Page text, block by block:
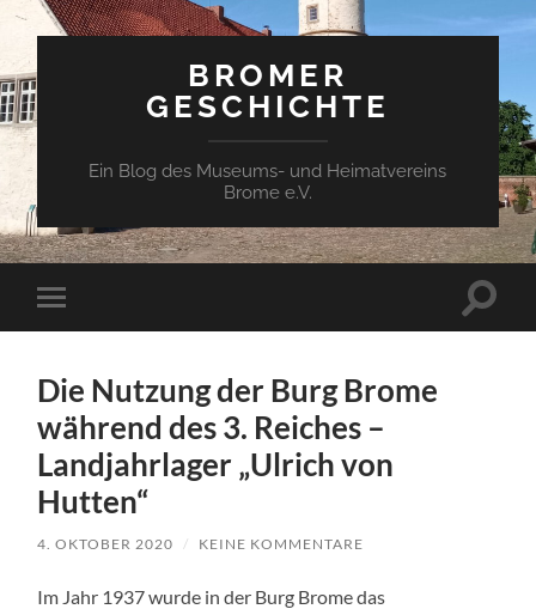
BROMER
GESCHICHTE
Ein Blog des Museums- und Heimatvereins
Brome e.V.
Mobile-
Menü
Die Nutzung der Burg Brome
während des 3. Reiches –
Landjahrlager „Ulrich von
Hutten“
4. OKTOBER 2020 / KEINE KOMMENTARE
Im Jahr 1937 wurde in der Burg Brome das